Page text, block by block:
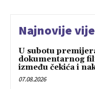
Najnovije
U subotu
dokumentarnog
između čekića i
07.08.2026